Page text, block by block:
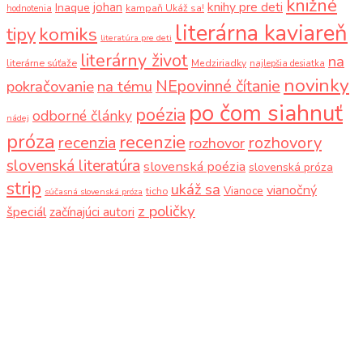
hodnotenia Inaque johan kampaň Ukáž sa! knihy pre deti knižné
tipy komiks literatúra pre deti literárna kaviareň
literárne súťaže literárny život Medziriadky najlepšia desiatka na
pokračovaniena tému NEpovinné čítanie novinky
nádej odborné články poézia po čom siahnuť
próza recenzia recenzie rozhovor rozhovory
slovenská literatúra slovenská poézia slovenská próza
strip súčasná slovenská próza ticho ukáž sa Vianoce vianočný
špeciál začínajúci autori z poličky